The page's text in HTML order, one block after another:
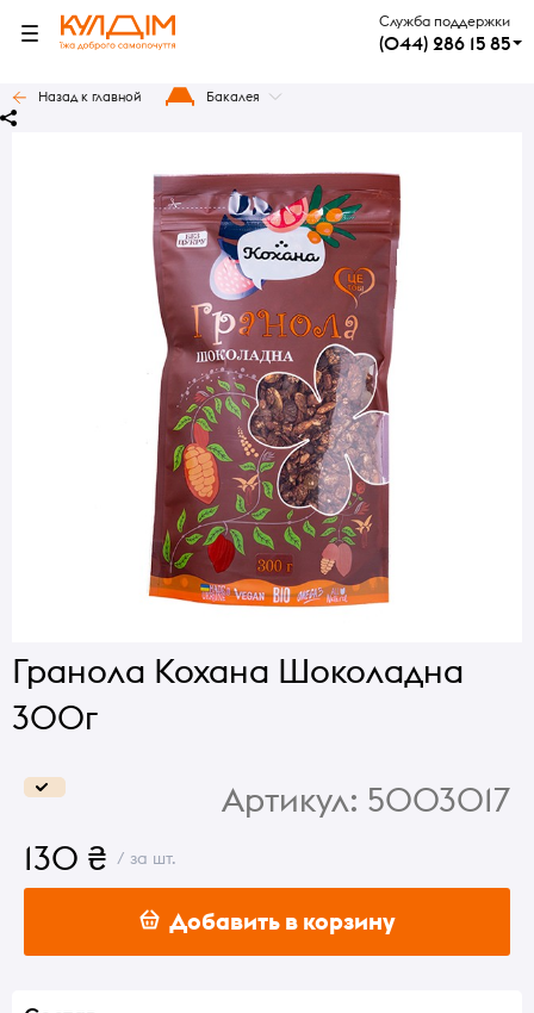
Служба поддержки
(044) 286 15 85
Назад к главной Бакалея
Гранола Кохана Шоколадна
300г
Артикул: 5003017
130 ₴ / за шт.
Добавить в корзину